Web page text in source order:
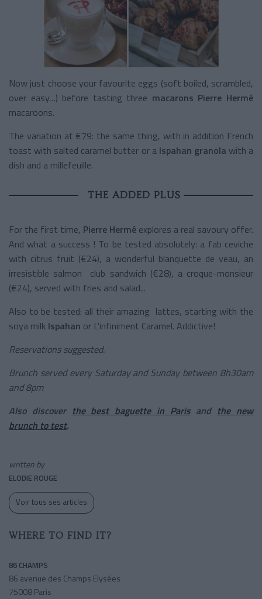
Now just choose your favourite eggs (soft boiled, scrambled,
over easy…) before tasting three macarons Pierre Hermé
macaroons.
The variation at €79: the same thing, with in addition French
toast with salted caramel butter or a Ispahan granola with a
dish and a millefeuille.
THE ADDED PLUS
For the first time, Pierre Hermé explores a real savoury offer.
And what a success ! To be tested absolutely: a fab ceviche
with citrus fruit (€24), a wonderful blanquette de veau, an
irresistible salmon club sandwich (€28), a croque-monsieur
(€24), served with fries and salad...
Also to be tested: all their amazing lattes, starting with the
soya milk Ispahan or L'infiniment Caramel. Addictive!
Reservations suggested.
Brunch served every Saturday and Sunday between 8h30am
and 8pm
Also discover the best baguette in Parisand the new
brunch to test.
written by
ELODIE ROUGE
Voir tous ses articles
WHERE TO FIND IT?
86 CHAMPS
86 avenue des Champs Elysées
75008 Paris